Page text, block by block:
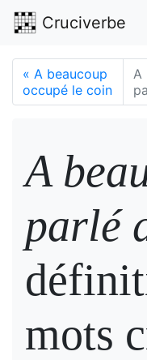
Cruciverbe
« A beaucoup
occupé le coin
A
A
parlé
mots